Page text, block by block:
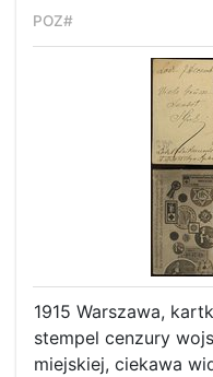
1915 Warszawa,
stempel cenzury
miejskiej, ciekawa